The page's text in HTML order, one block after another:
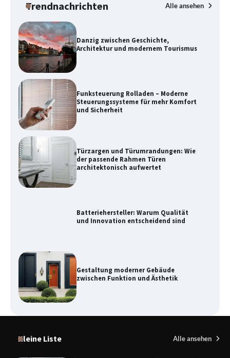
Trendnachrichten Alle ansehen
Funksteuerung Rolladen – Moderne
Steuerungssysteme für mehr Komfort
und Sicherheit
Türzargen und Türumrandungen: Wie
der passende Rahmen Türen
architektonisch aufwertet
Batteriehersteller: Warum Qualität
und Innovation entscheidend sind
Gestaltung moderner Gebäude
zwischen Funktion und Ästhetik
Kupplung und Bremse: Wichtige
Komponenten für die
Fahrzeugsicherheit
Architektur und modernem Tourismus
Kleine Liste Alle ansehen